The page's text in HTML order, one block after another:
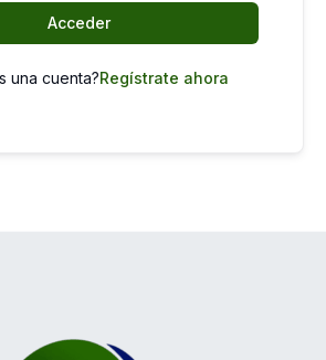
Acceder
una cuenta?Regístrate ahora